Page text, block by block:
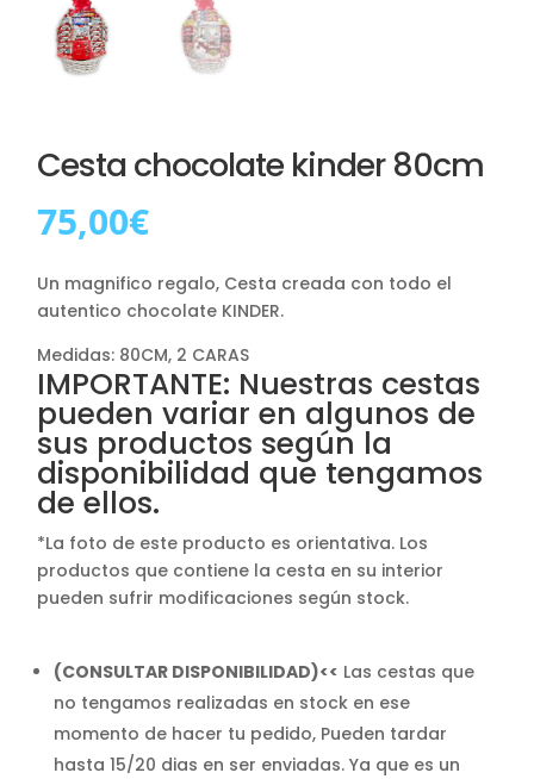
Cesta chocolate kinder 80cm
75,00€
Un magnifico regalo, Cesta creada con todo el
autentico chocolate KINDER.
Medidas: 80CM, 2 CARAS
IMPORTANTE: Nuestras cestas
pueden variar en algunos de
sus productos según la
disponibilidad que tengamos
de ellos.
*La foto de este producto es orientativa. Los
productos que contiene la cesta en su interior
pueden sufrir modificaciones según stock.
(CONSULTAR DISPONIBILIDAD)<< Las cestas que
no tengamos realizadas en stock en ese
momento de hacer tu pedido, Pueden tardar
hasta 15/20 dias en ser enviadas. Ya que es un